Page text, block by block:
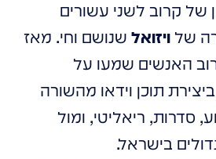
של קרוב לשני עשורים
של ויזואל שנושם וחי. מאז
שרוב האנשים שמעו על
תוכן וידאו מהשורה
סדרות, ריאליטי, ומול
בישראל.